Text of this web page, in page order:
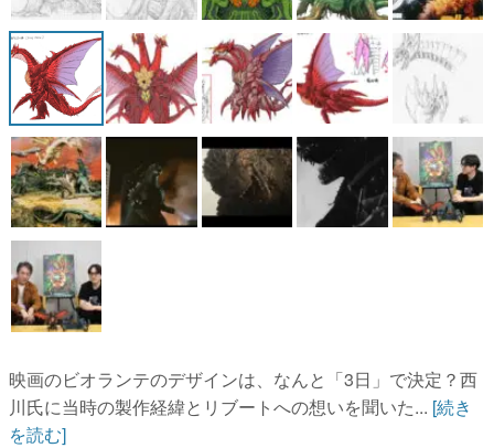
映画のビオランテのデザインは、なんと「3日」で決定？西
川氏に当時の製作経緯とリブートへの想いを聞いた... [続き
を読む]